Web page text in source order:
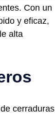
Con un
y eficaz,
alta
cerraduras